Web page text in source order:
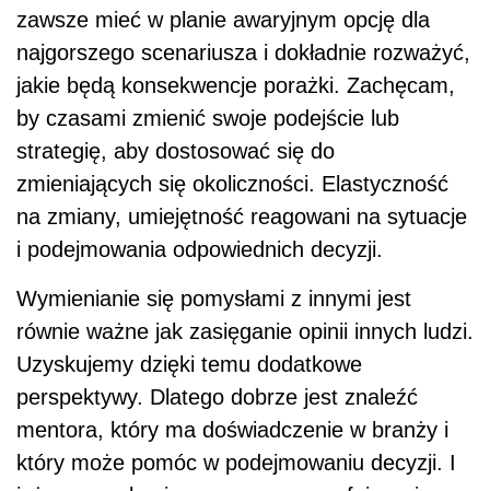
zawsze mieć w planie awaryjnym opcję dla
najgorszego scenariusza i dokładnie rozważyć,
jakie będą konsekwencje porażki. Zachęcam,
by czasami zmienić swoje podejście lub
strategię, aby dostosować się do
zmieniających się okoliczności. Elastyczność
na zmiany, umiejętność reagowani na sytuacje
i podejmowania odpowiednich decyzji.
Wymienianie się pomysłami z innymi jest
równie ważne jak zasięganie opinii innych ludzi.
Uzyskujemy dzięki temu dodatkowe
perspektywy. Dlatego dobrze jest znaleźć
mentora, który ma doświadczenie w branży i
który może pomóc w podejmowaniu decyzji. I